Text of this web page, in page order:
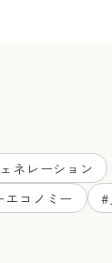
ネレーション
コノミー #